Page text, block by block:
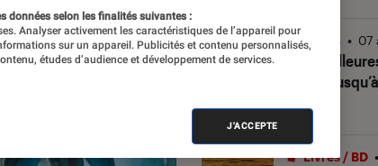
Les
2026
Séries • 07
Livres / BD •
données selon les finalités suivantes :
Analyser activement les caractéristiques de l’appareil pour
sur un appareil. Publicités et contenu personnalisés,
études d’audience et développement de services.
J'ACCEPTE